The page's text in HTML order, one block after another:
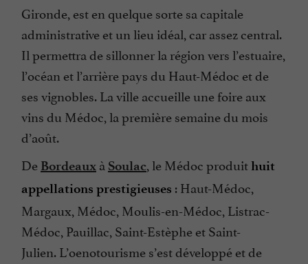
Gironde, est en quelque sorte sa capitale
administrative et un lieu idéal, car assez central.
Il permettra de sillonner la région vers l’estuaire,
l’océan et l’arrière pays du Haut-Médoc et de
ses vignobles. La ville accueille une foire aux
vins du Médoc, la première semaine du mois
d’août.
De Bordeaux à Soulac, le Médoc produithuit
appellations prestigieuses : Haut-Médoc,
Margaux, Médoc, Moulis-en-Médoc, Listrac-
Médoc, Pauillac, Saint-Estèphe et Saint-
Julien. L’oenotourisme s’est développé et de